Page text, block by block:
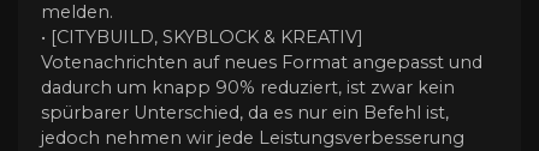
melden.
• [CITYBUILD, SKYBLOCK & KREATIV]
Votenachrichten auf neues Format angepasst und
dadurch um knapp 90% reduziert, ist zwar kein
spürbarer Unterschied, da es nur ein Befehl ist,
jedoch nehmen wir jede Leistungsverbesserung